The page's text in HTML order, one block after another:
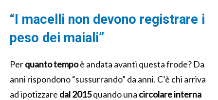
“I macelli non devono registrare i
peso dei maiali”
Perquanto tempoè andata avanti questa frode? Da
anni rispondono “sussurrando” da anni. C’è chi arriva
ad ipotizzare dal 2015quando una circolare interna